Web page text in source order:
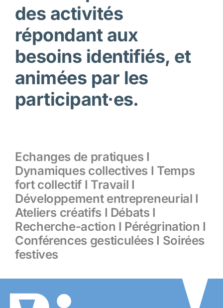
des activités
répondant aux
besoins identifiés, et
animées par les
participant·es.
Echanges de pratiques I
Dynamiques collectives I Temps
fort collectif I Travail I
Développement entrepreneurial I
Ateliers créatifs I Débats I
Recherche-action I Pérégrination I
Conférences gesticulées I Soirées
festives